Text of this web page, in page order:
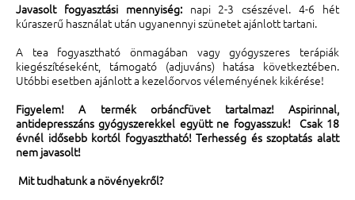
Javasolt fogyasztási mennyiség:napi 2-3 csészével. 4-6 hét
kúraszerű használat után ugyanennyi szünetet ajánlott tartani.
A tea fogyasztható önmagában vagy gyógyszeres terápiák
kiegészítéseként, támogató (adjuváns) hatása következtében.
Utóbbi esetben ajánlott a kezelőorvos véleményének kikérése!
Figyelem! A termék orbáncfüvet tartalmaz! Aspirinnal,
antidepresszáns gyógyszerekkel együtt ne fogyasszuk! Csak 18
évnél idősebb kortól fogyasztható!Terhesség és szoptatás alatt
nem javasolt!
Mit tudhatunk a növényekről?